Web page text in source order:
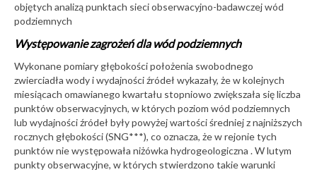
objętych analizą punktach sieci obserwacyjno-badawczej wód
podziemnych
Występowanie zagrożeń dla wód podziemnych
Wykonane pomiary głębokości położenia swobodnego
zwierciadła wody i wydajności źródeł wykazały, że w kolejnych
miesiącach omawianego kwartału stopniowo zwiększała się liczba
punktów obserwacyjnych, w których poziom wód podziemnych
lub wydajności źródeł były powyżej wartości średniej z najniższych
rocznych głębokości (SNG***), co oznacza, że w rejonie tych
punktów nie występowała niżówka hydrogeologiczna . W lutym
punkty obserwacyjne, w których stwierdzono takie warunki